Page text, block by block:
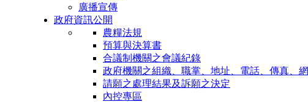
廣播宣傳
政府資訊公開
農糧法規
預算與決算書
合議制機關之會議紀錄
政府機關之組織、職掌、地址、電話、傳真、
請願之處理結果及訴願之決定
內控專區